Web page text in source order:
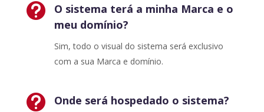

O sistema terá a minha Marca e o
meu domínio?
Sim, todo o visual do sistema será exclusivo
com a sua Marca e domínio.
 Onde será hospedado o sistema?